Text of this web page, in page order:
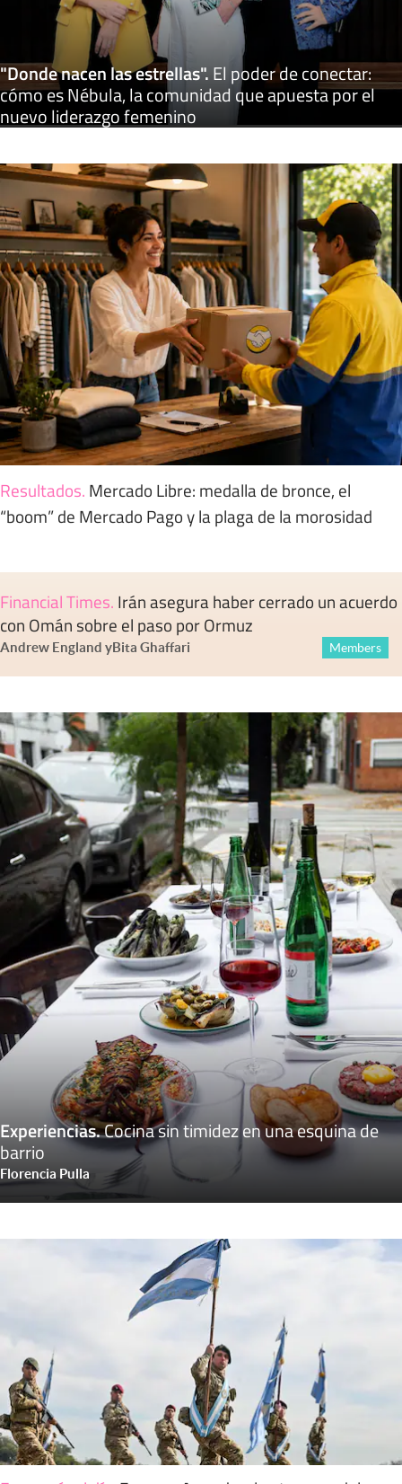
"Donde nacen las estrellas".El poder de conectar:
cómo es Nébula, la comunidad que apuesta por el
nuevo liderazgo femenino
Resultados. Mercado Libre: medalla de bronce, el
“boom” de Mercado Pago y la plaga de la morosidad
Financial Times. Irán asegura haber cerrado un acuerdo
con Omán sobre el paso por Ormuz
Andrew England yBita Ghaffari Members
Experiencias.Cocina sin timidez en una esquina de
barrio
Florencia Pulla